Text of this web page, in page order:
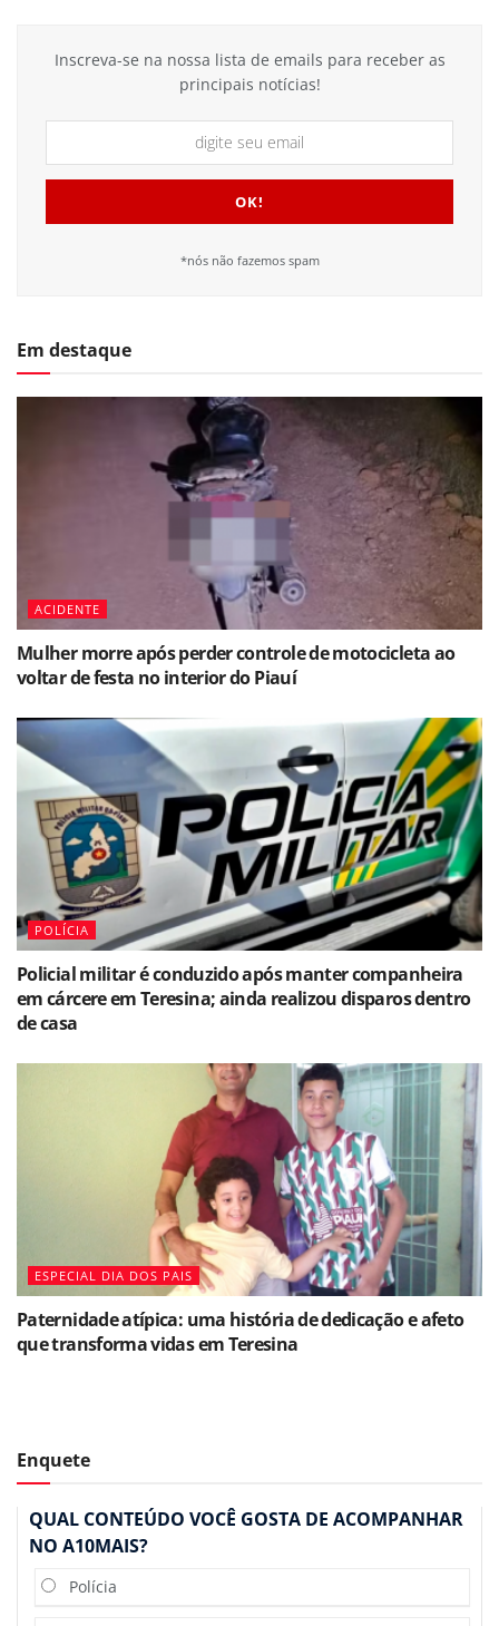
Inscreva-se na nossa lista de emails para receber as
principais notícias!
*nós não fazemos spam
Em destaque
ACIDENTE
Mulher morre após perder controle de motocicleta ao
voltar de festa no interior do Piauí
POLÍCIA
Policial militar é conduzido após manter companheira
em cárcere em Teresina; ainda realizou disparos dentro
de casa
ESPECIAL DIA DOS PAIS
Paternidade atípica: uma história de dedicação e afeto
que transforma vidas em Teresina
Enquete
QUAL CONTEÚDO VOCÊ GOSTA DE ACOMPANHAR
NO A10MAIS?
Polícia